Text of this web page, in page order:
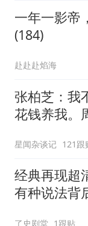
一年一影帝
(184)
赴赴赴焰海
张柏芝：我
花钱养我。
星闻杂谈记 121跟
经典再现超
有种说法背
了史剧堂 1跟贴